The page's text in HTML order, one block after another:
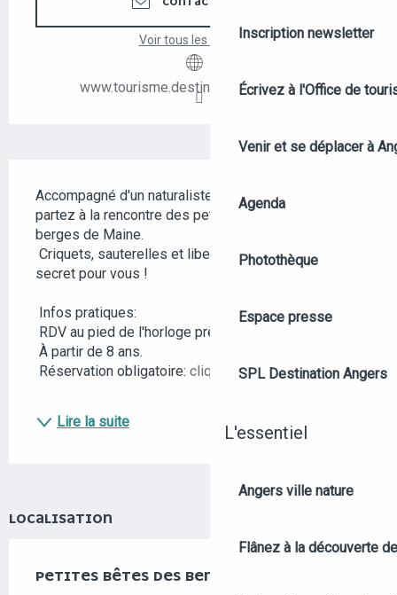
Inscription newsletter
Écrivez à l'Office de
Venir et se déplacer à
Agenda
Photothèque
Espace presse
SPL Destination Angers
L'essentiel
Angers ville nature
Flânez à la découverte
Voir tous les contacts
www.tourisme.destination-angers.com
Accompagné d'un naturaliste aguerri de la LPO,
partez à la rencontre des petits habitants des
berges de Maine.
secret pour vous !
Infos pratiques:
RDV au pied de l'horloge près du parc Balzac.
À partir de 8 ans.
Réservation obligatoire: cliquez...
Lire la suite
LOCALISATION
PETITES BÊTES DES BERGES